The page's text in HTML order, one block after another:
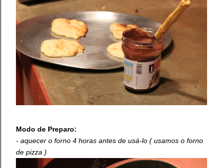
Modo de Preparo:
- aquecer o forno 4 horas antes de usá-lo ( usamos o forno
de pizza )